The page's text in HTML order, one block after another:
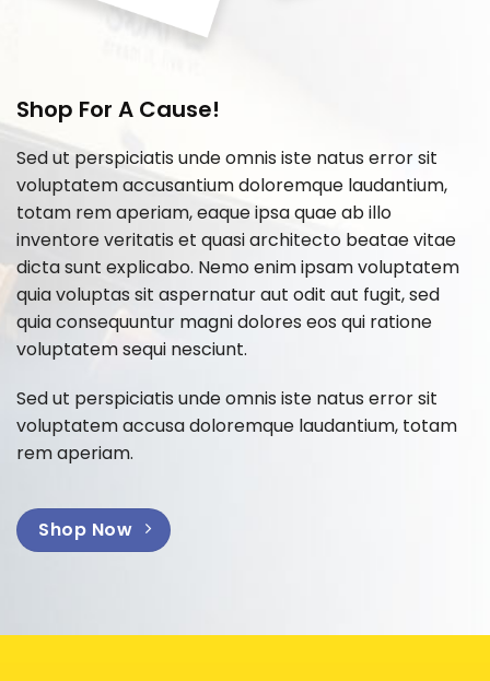
Shop For A Cause!
Sed ut perspiciatis unde omnis iste natus error sit
voluptatem accusantium doloremque laudantium,
totam rem aperiam, eaque ipsa quae ab illo
inventore veritatis et quasi architecto beatae vitae
dicta sunt explicabo. Nemo enim ipsam voluptatem
quia voluptas sit aspernatur aut odit aut fugit, sed
quia consequuntur magni dolores eos qui ratione
voluptatem sequi nesciunt.
Sed ut perspiciatis unde omnis iste natus error sit
voluptatem accusa doloremque laudantium, totam
rem aperiam.
Shop Now